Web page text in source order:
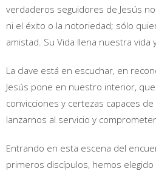
verdaderos seguidores de Jesús
ni el éxito o la notoriedad; sólo
amistad. Su Vida llena nuestra vida
La clave está en escuchar, en
Jesús pone en nuestro interior,
convicciones y certezas capaces
lanzarnos al servicio y
Entrando en esta escena del
primeros discípulos, hemos elegido